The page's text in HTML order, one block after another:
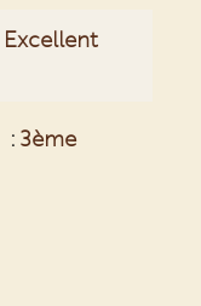
Excellent
3ème